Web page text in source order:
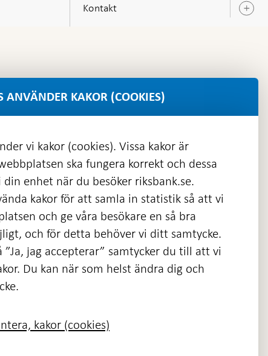
Kontakt
ANVÄNDER KAKOR (COOKIES)
vi kakor (cookies). Vissa kakor är
ska fungera korrekt och dessa
enhet när du besöker riksbank.se.
kakor för att samla in statistik så att vi
och ge våra besökare en så bra
och för detta behöver vi ditt samtycke.
jag accepterar” samtycker du till att vi
Du kan när som helst ändra dig och
kakor (cookies)